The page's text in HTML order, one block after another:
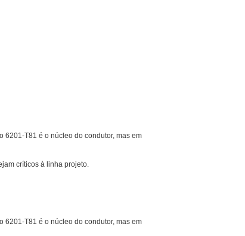
6201-T81 é o núcleo do condutor, mas em
críticos à linha projeto.
6201-T81 é o núcleo do condutor, mas em